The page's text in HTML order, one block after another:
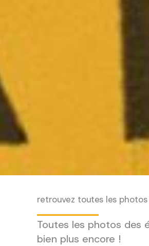
retrouvez toutes les
Toutes les photos des
bien plus encore !